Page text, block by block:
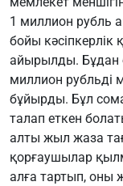
1 миллион рубль
бойы
айырылды. Бұдан
миллион рубльді
бұйырды. Бұл
талап еткен
алты жыл жаза
қорғаушылар
алға тартып, оны